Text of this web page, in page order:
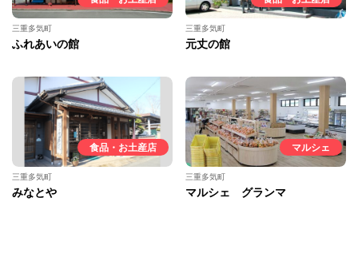
三重多気町
ふれあいの館
三重多気町
元丈の館
食品・お土産店
三重多気町
みなとや
マルシェ
三重多気町
マルシェ グランマ